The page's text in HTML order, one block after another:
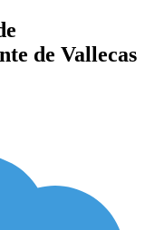
de Vallecas